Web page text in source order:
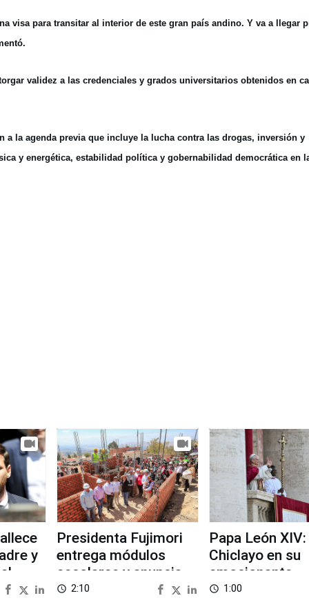
visa para transitar al interior de este gran país andino. Y va a llegar
validez a las credenciales y grados universitarios obtenidos en
la agenda previa que incluye la lucha contra las drogas, inversión y
y energética, estabilidad política y gobernabilidad democrática en
y
Presidenta Fujimori
entrega módulos
escolares y anuncia
reinicio de clases en
access_time 2:10
Papa León XIV:
Chiclayo en su
emocionante
recuerdo
access_time 1:00